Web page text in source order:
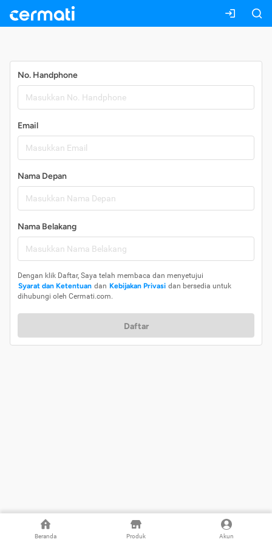
Beranda Produk Akun
No. Handphone
Email
Nama Depan
Nama Belakang
Dengan klik Daftar, Saya telah membaca dan menyetujui
Syarat dan Ketentuan dan Kebijakan Privasi dan bersedia untuk
dihubungi oleh Cermati.com.
Daftar